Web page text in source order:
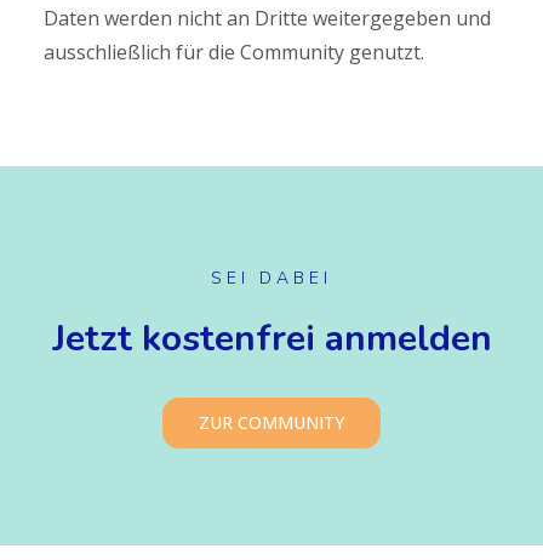
Daten werden nicht an Dritte weitergegeben und
ausschließlich für die Community genutzt.
SEI DABEI
Jetzt kostenfrei anmelden
ZUR COMMUNITY